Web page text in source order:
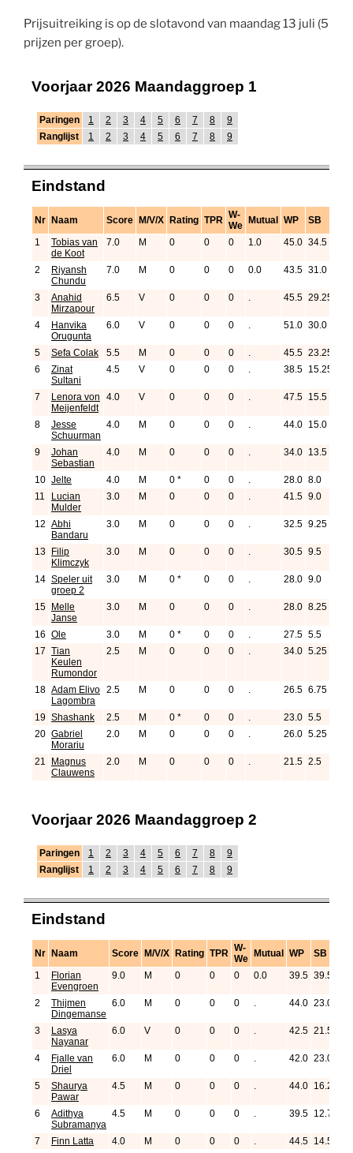
Prijsuitreiking is op de slotavond van maandag 13 juli (5
prijzen per groep).